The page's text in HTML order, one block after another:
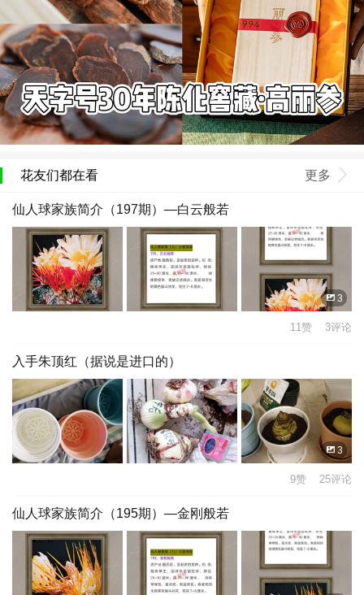
花友们都在看 更多
仙人球家族简介（197期）—白云般若
3
11赞 3评论
入手朱顶红（据说是进口的）
3
9赞 25评论
仙人球家族简介（195期）—金刚般若